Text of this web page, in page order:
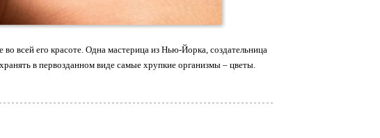
всей его красоте. Одна мастерица из Нью-Йорка, создательница
в первозданном виде самые хрупкие организмы – цветы.